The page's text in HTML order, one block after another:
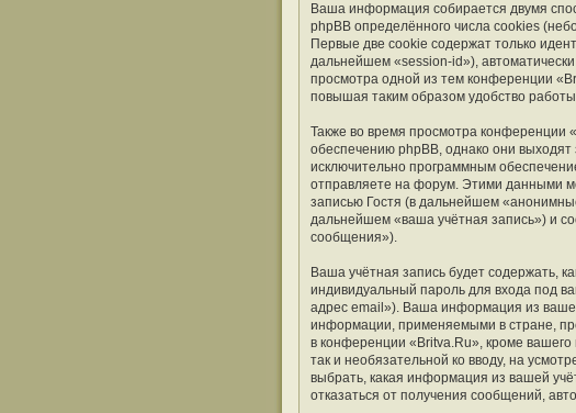
Ваша информация собирается двумя
phpBB определённого числа cookies
Первые две cookie содержат только
дальнейшем «session-id»),
просмотра одной из тем конференции
повышая таким образом удобство
Также во время просмотра
обеспечению phpBB, однако они выходят
исключительно программным
отправляете на форум. Этими данными
записью Гостя (в дальнейшем
дальнейшем «ваша учётная запись») и
сообщения»).
Ваша учётная запись будет содержать,
индивидуальный пароль для входа под
адрес email»). Ваша информация из
информации, применяемыми в стране,
в конференции «Britva.Ru», кроме
так и необязательной ко вводу, на
выбрать, какая информация из вашей
отказаться от получения сообщений,